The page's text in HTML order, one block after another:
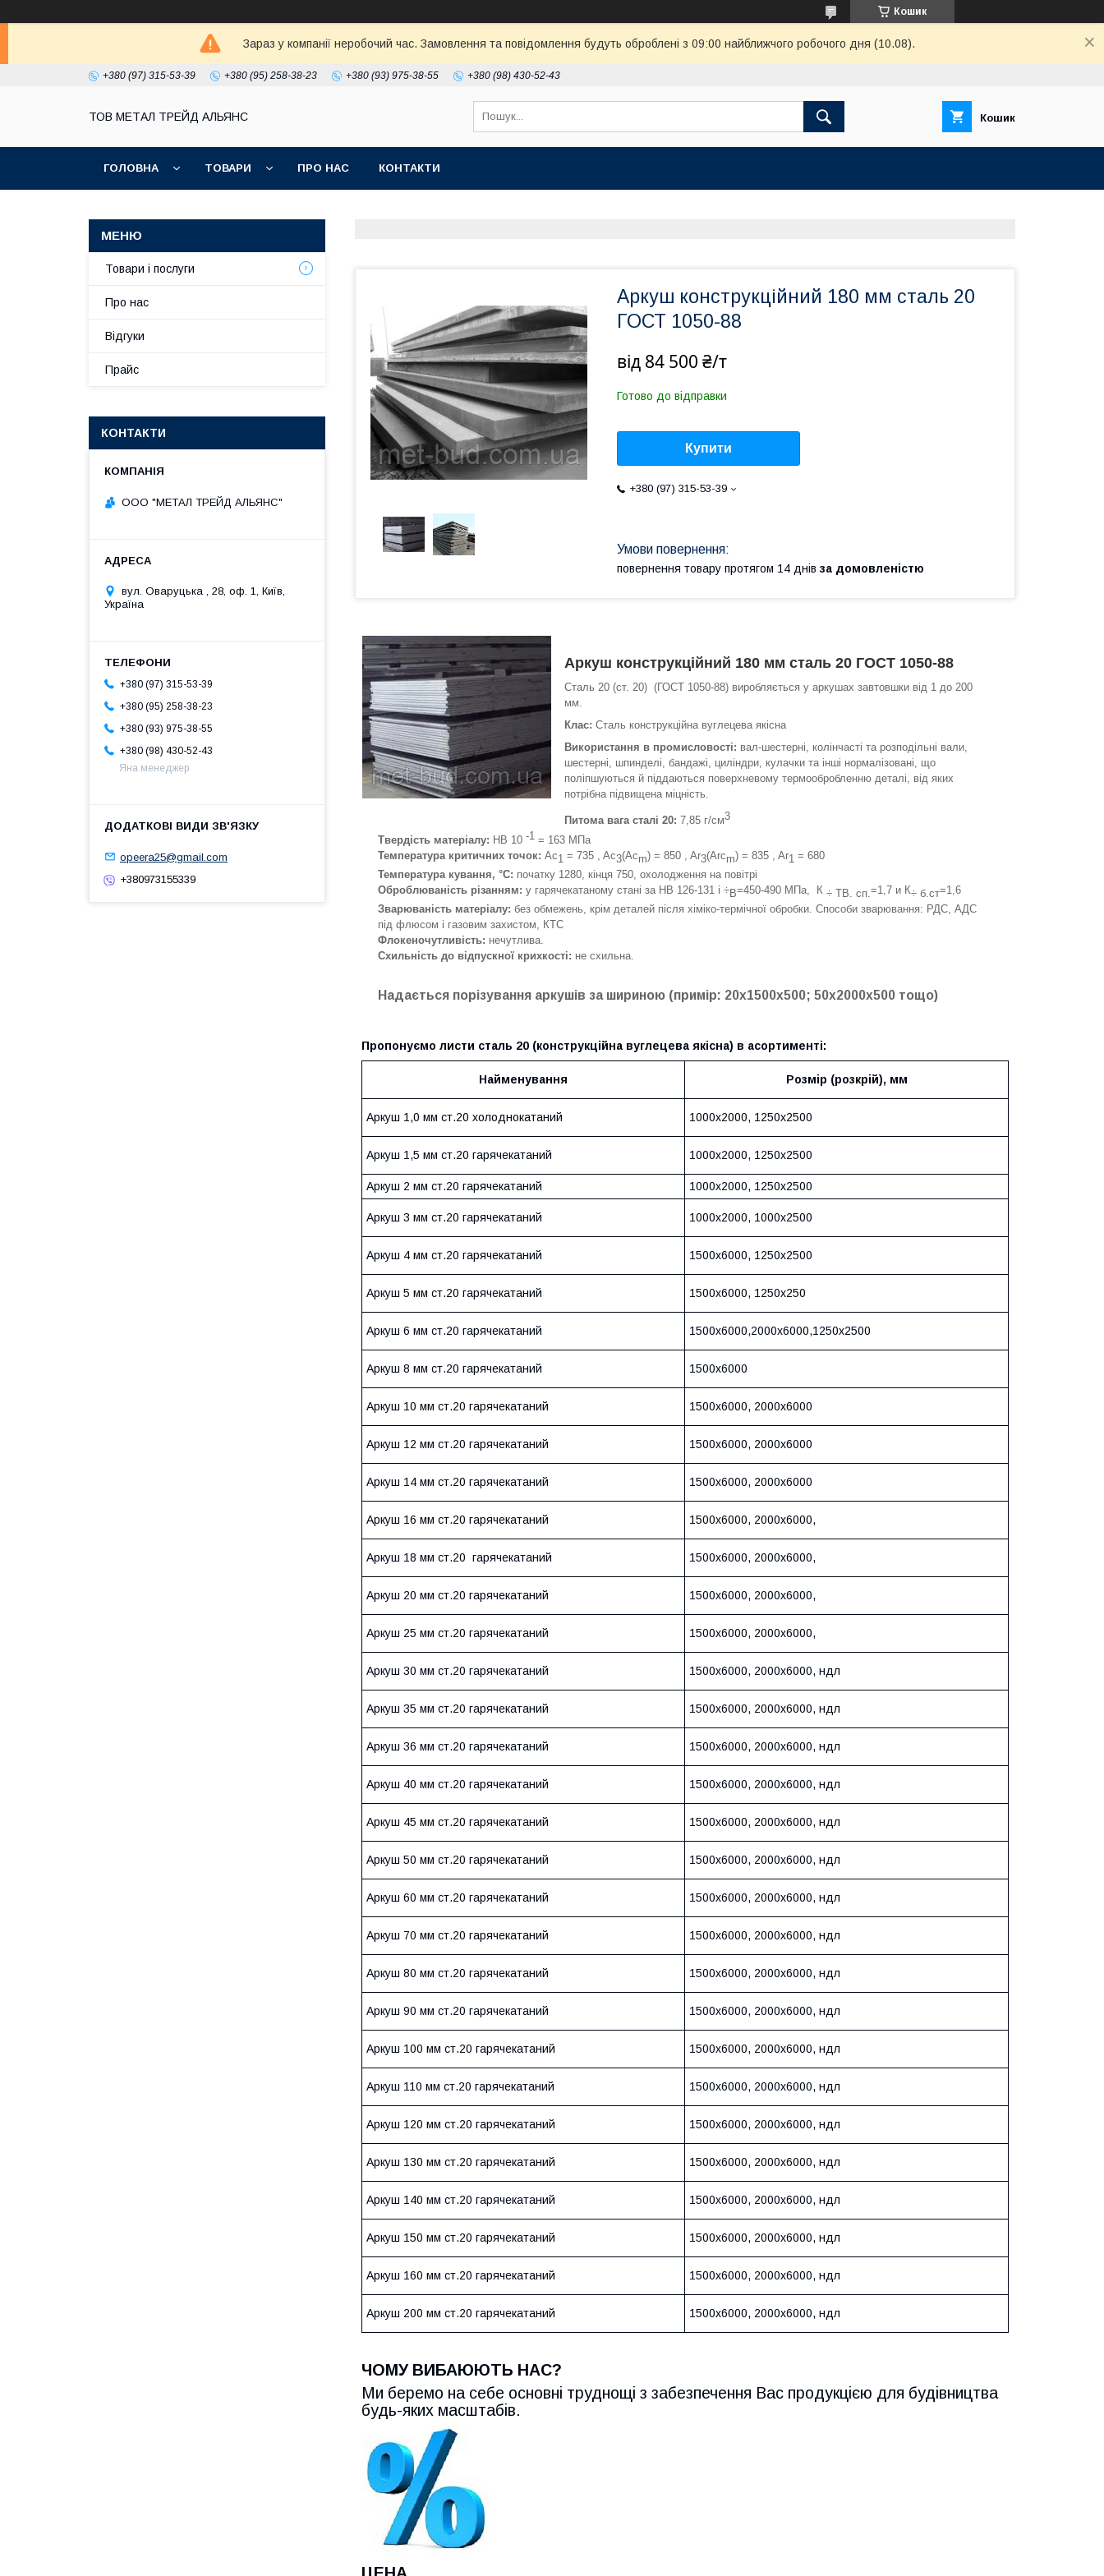
Кошик
Зараз у компанії неробочий час. Замовлення та повідомлення будуть оброблені з 09:00 найближчого робочого дня (10.08).
+380 (97) 315-53-39 +380 (95) 258-38-23 +380 (93) 975-38-55 +380 (98) 430-52-43
ТОВ МЕТАЛ ТРЕЙД АЛЬЯНС Кошик
ГОЛОВНА ТОВАРИ ПРО НАС КОНТАКТИ
Аркуш конструкційний 180 мм сталь 20
ГОСТ 1050-88
від 84 500 ₴/т
Готово до відправки
Купити
+380 (97) 315-53-39
повернення товару протягом 14 днів за домовленістю
Аркуш конструкційний 180 мм сталь 20 ГОСТ 1050-88
Сталь 20 (ст. 20) (ГОСТ 1050-88) виробляється у аркушах завтовшки від 1 до 200
мм.
Клас: Сталь конструкційна вуглецева якісна
Використання в промисловості: вал-шестерні, колінчасті та розподільні вали,
шестерні, шпинделі, бандажі, циліндри, кулачки та інші нормалізовані, що
поліпшуються й піддаються поверхневому термообробленню деталі, від яких
потрібна підвищена міцність.
Питома вага сталі 20: 7,85 г/см3
Твердість матеріалу: HB 10 -1 = 163 МПа
Температура критичних точок: Ac1 = 735 , Ac3(Acm) = 850 , Ar3(Arcm) = 835 , Ar1 = 680
Температура кування, °С: початку 1280, кінця 750, охолодження на повітрі
Оброблюваність різанням: у гарячекатаному стані за HB 126-131 і ÷B=450-490 МПа, К ÷ ТВ. сп. =1,7 и К÷ б.ст=1,6
Зварюваність матеріалу: без обмежень, крім деталей після хіміко-термічної обробки. Способи зварювання: РДС, АДС
під флюсом і газовим захистом, КТС
Флокеночутливість: нечутлива.
Схильність до відпускної крихкості: не схильна.
Надається порізування аркушів за шириною (примір: 20х1500х500; 50х2000х500 тощо)
Пропонуємо листи сталь 20 (конструкційна вуглецева якісна) в асортименті:
Найменування Розмір (розкрій), мм
Аркуш 1,0 мм ст.20 холоднокатаний 1000х2000, 1250х2500
Аркуш 1,5 мм ст.20 гарячекатаний 1000х2000, 1250х2500
Аркуш 2 мм ст.20 гарячекатаний 1000х2000, 1250х2500
Аркуш 3 мм ст.20 гарячекатаний 1000х2000, 1000х2500
Аркуш 4 мм ст.20 гарячекатаний 1500х6000, 1250х2500
Аркуш 5 мм ст.20 гарячекатаний 1500х6000, 1250х250
Аркуш 6 мм ст.20 гарячекатаний 1500х6000,2000х6000,1250х2500
Аркуш 8 мм ст.20 гарячекатаний 1500х6000
Аркуш 10 мм ст.20 гарячекатаний 1500х6000, 2000х6000
Аркуш 12 мм ст.20 гарячекатаний 1500х6000, 2000х6000
Аркуш 14 мм ст.20 гарячекатаний 1500х6000, 2000х6000
Аркуш 16 мм ст.20 гарячекатаний 1500х6000, 2000х6000,
Аркуш 18 мм ст.20 гарячекатаний 1500х6000, 2000х6000,
Аркуш 20 мм ст.20 гарячекатаний 1500х6000, 2000х6000,
Аркуш 25 мм ст.20 гарячекатаний 1500х6000, 2000х6000,
Аркуш 30 мм ст.20 гарячекатаний 1500х6000, 2000х6000, ндл
Аркуш 35 мм ст.20 гарячекатаний 1500х6000, 2000х6000, ндл
Аркуш 36 мм ст.20 гарячекатаний 1500х6000, 2000х6000, ндл
Аркуш 40 мм ст.20 гарячекатаний 1500х6000, 2000х6000, ндл
Аркуш 45 мм ст.20 гарячекатаний 1500х6000, 2000х6000, ндл
Аркуш 50 мм ст.20 гарячекатаний 1500х6000, 2000х6000, ндл
Аркуш 60 мм ст.20 гарячекатаний 1500х6000, 2000х6000, ндл
Аркуш 70 мм ст.20 гарячекатаний 1500х6000, 2000х6000, ндл
Аркуш 80 мм ст.20 гарячекатаний 1500х6000, 2000х6000, ндл
Аркуш 90 мм ст.20 гарячекатаний 1500х6000, 2000х6000, ндл
Аркуш 100 мм ст.20 гарячекатаний 1500х6000, 2000х6000, ндл
Аркуш 110 мм ст.20 гарячекатаний 1500х6000, 2000х6000, ндл
Аркуш 120 мм ст.20 гарячекатаний 1500х6000, 2000х6000, ндл
Аркуш 130 мм ст.20 гарячекатаний 1500х6000, 2000х6000, ндл
Аркуш 140 мм ст.20 гарячекатаний 1500х6000, 2000х6000, ндл
Аркуш 150 мм ст.20 гарячекатаний 1500х6000, 2000х6000, ндл
Аркуш 160 мм ст.20 гарячекатаний 1500х6000, 2000х6000, ндл
Аркуш 200 мм ст.20 гарячекатаний 1500х6000, 2000х6000, ндл
ЧОМУ ВИБАЮЮТЬ НАС?
Ми беремо на себе основні труднощі з забезпечення Вас продукцією для будівництва
будь-яких масштабів.
Товари і послуги
Про нас
Відгуки
Прайс
КОНТАКТИ
ООО "МЕТАЛ ТРЕЙД АЛЬЯНС"
вул. Оваруцька , 28, оф. 1, Київ,
Україна
+380 (97) 315-53-39
+380 (95) 258-38-23
+380 (93) 975-38-55
+380 (98) 430-52-43
Яна менеджер
opeera25@gmail.com
+380973155339